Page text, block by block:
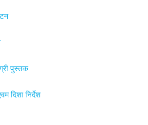
पुस्तक
दिशा निर्देश